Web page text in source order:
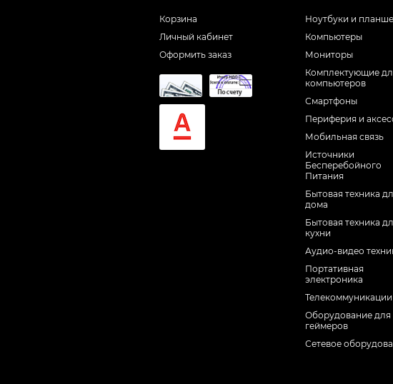
Корзина
Личный кабинет
Оформить заказ
Ноутбуки и
Компьютеры
Мониторы
Комплектующие
компьютеров
Смартфоны
Периферия и
Мобильная связь
Источники
Бесперебойного
Питания
Бытовая техника
дома
Бытовая техника
кухни
Аудио-видео
Портативная
электроника
Телекоммуникации
Оборудование для
геймеров
Сетевое